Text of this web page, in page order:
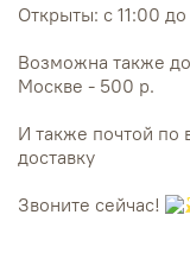
Открыты: с 11:00 до
Возможна также
Москве - 500 р.
И также почтой по
доставку
Звоните сейчас!